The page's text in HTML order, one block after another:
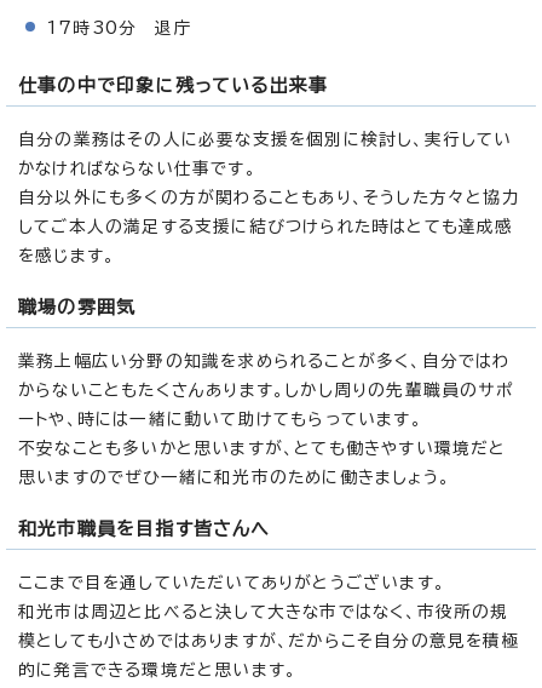
17時30分 退庁
仕事の中で印象に残っている出来事
自分の業務はその人に必要な支援を個別に検討し、実行してい
かなければならない仕事です。
自分以外にも多くの方が関わることもあり、そうした方々と協力
してご本人の満足する支援に結びつけられた時はとても達成感
を感じます。
職場の雰囲気
業務上幅広い分野の知識を求められることが多く、自分ではわ
からないこともたくさんあります。しかし周りの先輩職員のサポ
ートや、時には一緒に動いて助けてもらっています。
不安なことも多いかと思いますが、とても働きやすい環境だと
思いますのでぜひ一緒に和光市のために働きましょう。
和光市職員を目指す皆さんへ
ここまで目を通していただいてありがとうございます。
和光市は周辺と比べると決して大きな市ではなく、市役所の規
模としても小さめではありますが、だからこそ自分の意見を積極
的に発言できる環境だと思います。